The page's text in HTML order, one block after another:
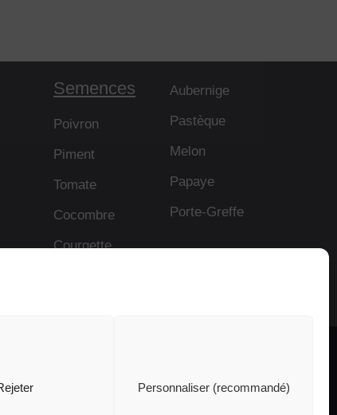
Personnaliser (recommandé)
Semences
Poivron
Piment
Tomate
Cocombre
Courgette
Aubernige
Pastèque
Melon
Papaye
Porte-Greffe